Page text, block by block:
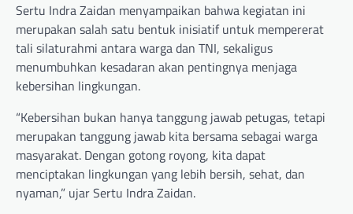
Sertu Indra Zaidan menyampaikan bahwa kegiatan ini
merupakan salah satu bentuk inisiatif untuk mempererat
tali silaturahmi antara warga dan TNI, sekaligus
menumbuhkan kesadaran akan pentingnya menjaga
kebersihan lingkungan.
“Kebersihan bukan hanya tanggung jawab petugas, tetapi
merupakan tanggung jawab kita bersama sebagai warga
masyarakat. Dengan gotong royong, kita dapat
menciptakan lingkungan yang lebih bersih, sehat, dan
nyaman,” ujar Sertu Indra Zaidan.